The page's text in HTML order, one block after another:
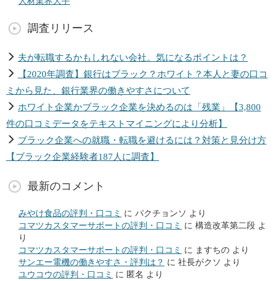
調査リリース
夫が転職するかもしれない会社。気になるポイントは？
【2020年調査】銀行はブラック？ホワイト？本人と妻の口コ
ミから見た、銀行業界の働きやすさについて
ホワイト企業かブラック企業を決めるのは「残業」【3,800
件の口コミデータをテキストマイニングにより分析】
ブラック企業への就職・転職を避けるには？対策と見分け方
【ブラック企業経験者187人に調査】
最新のコメント
みやけ食品の評判・口コミ に パクチョンソ より
コマツカスタマーサポートの評判・口コミ に 構造改革第二段 よ
り
コマツカスタマーサポートの評判・口コミ に ますちの より
サンエー電機の働きやすさ・評判は？ に 社長がクソ より
ユウコウの評判・口コミ に 匿名 より